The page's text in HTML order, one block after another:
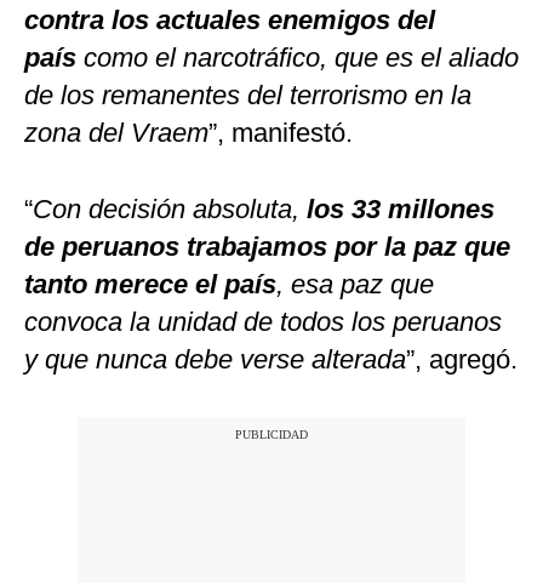
contra los actuales enemigos del
país como el narcotráfico, que es el aliado
de los remanentes del terrorismo en la
zona del Vraem”, manifestó.
“Con decisión absoluta, los 33 millones
de peruanos trabajamos por la paz que
tanto merece el país, esa paz que
convoca la unidad de todos los peruanos
y que nunca debe verse alterada”, agregó.